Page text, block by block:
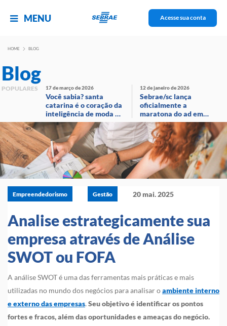
MENU Acesse sua conta
HOME BLOG
Blog
POPULARES 17 de março de 2026
Você sabia? santa
catarina é o coração da
inteligência de moda no
brasil!
12 de janeiro de 2026
Sebrae/sc lança
oficialmente a
maratona do ad em
evento com
transmissão ao vivo
Empreendedorismo Gestão 20 mai. 2025
Analise estrategicamente sua
empresa através de Análise
SWOT ou FOFA
A análise SWOT é uma das ferramentas mais práticas e mais
utilizadas no mundo dos negócios para analisar oambiente interno
e externo das empresas. Seu objetivo é identificar os pontos
fortes e fracos, além das oportunidades e ameaças do negócio.